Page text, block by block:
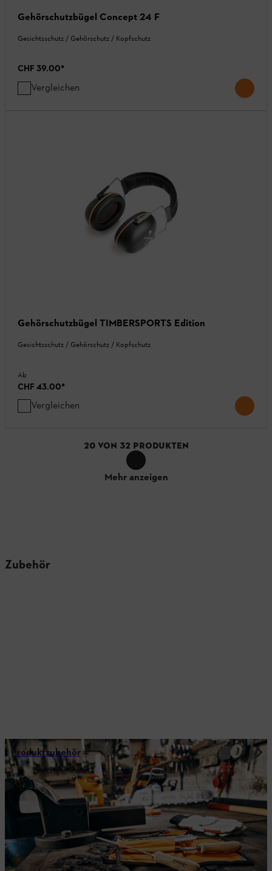
Gehörschutzbügel Concept 24 F
Gesichtsschutz / Gehörschutz / Kopfschutz
CHF 39.00*
Vergleichen
Gehörschutzbügel TIMBERSPORTS Edition
Gesichtsschutz / Gehörschutz / Kopfschutz
Ab
CHF 43.00*
Vergleichen
20 VON 32 PRODUKTEN
Mehr anzeigen
Zubehör
Produktzubehör